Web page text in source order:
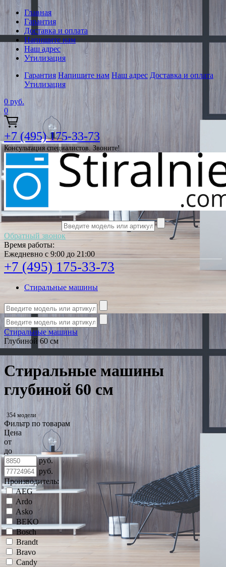
Главная
Гарантия
Доставка и оплата
Напишите нам
Наш адрес
Утилизация
Гарантия Напишите нам Наш адрес Доставка и оплата
Утилизация
0 руб.
0
+7 (495) 175-33-73
Консультация специалистов. Звоните!
Обратный звонок
Время работы:
Ежедневно с 9:00 до 21:00
+7 (495) 175-33-73
Стиральные машины
Стиральные машины
Глубиной 60 см
Стиральные машины
глубиной 60 см
354 модели
Фильтр по товарам
Цена
от
до
руб.
руб.
Производитель:
AEG
Ardo
Asko
BEKO
Bosch
Brandt
Bravo
Candy